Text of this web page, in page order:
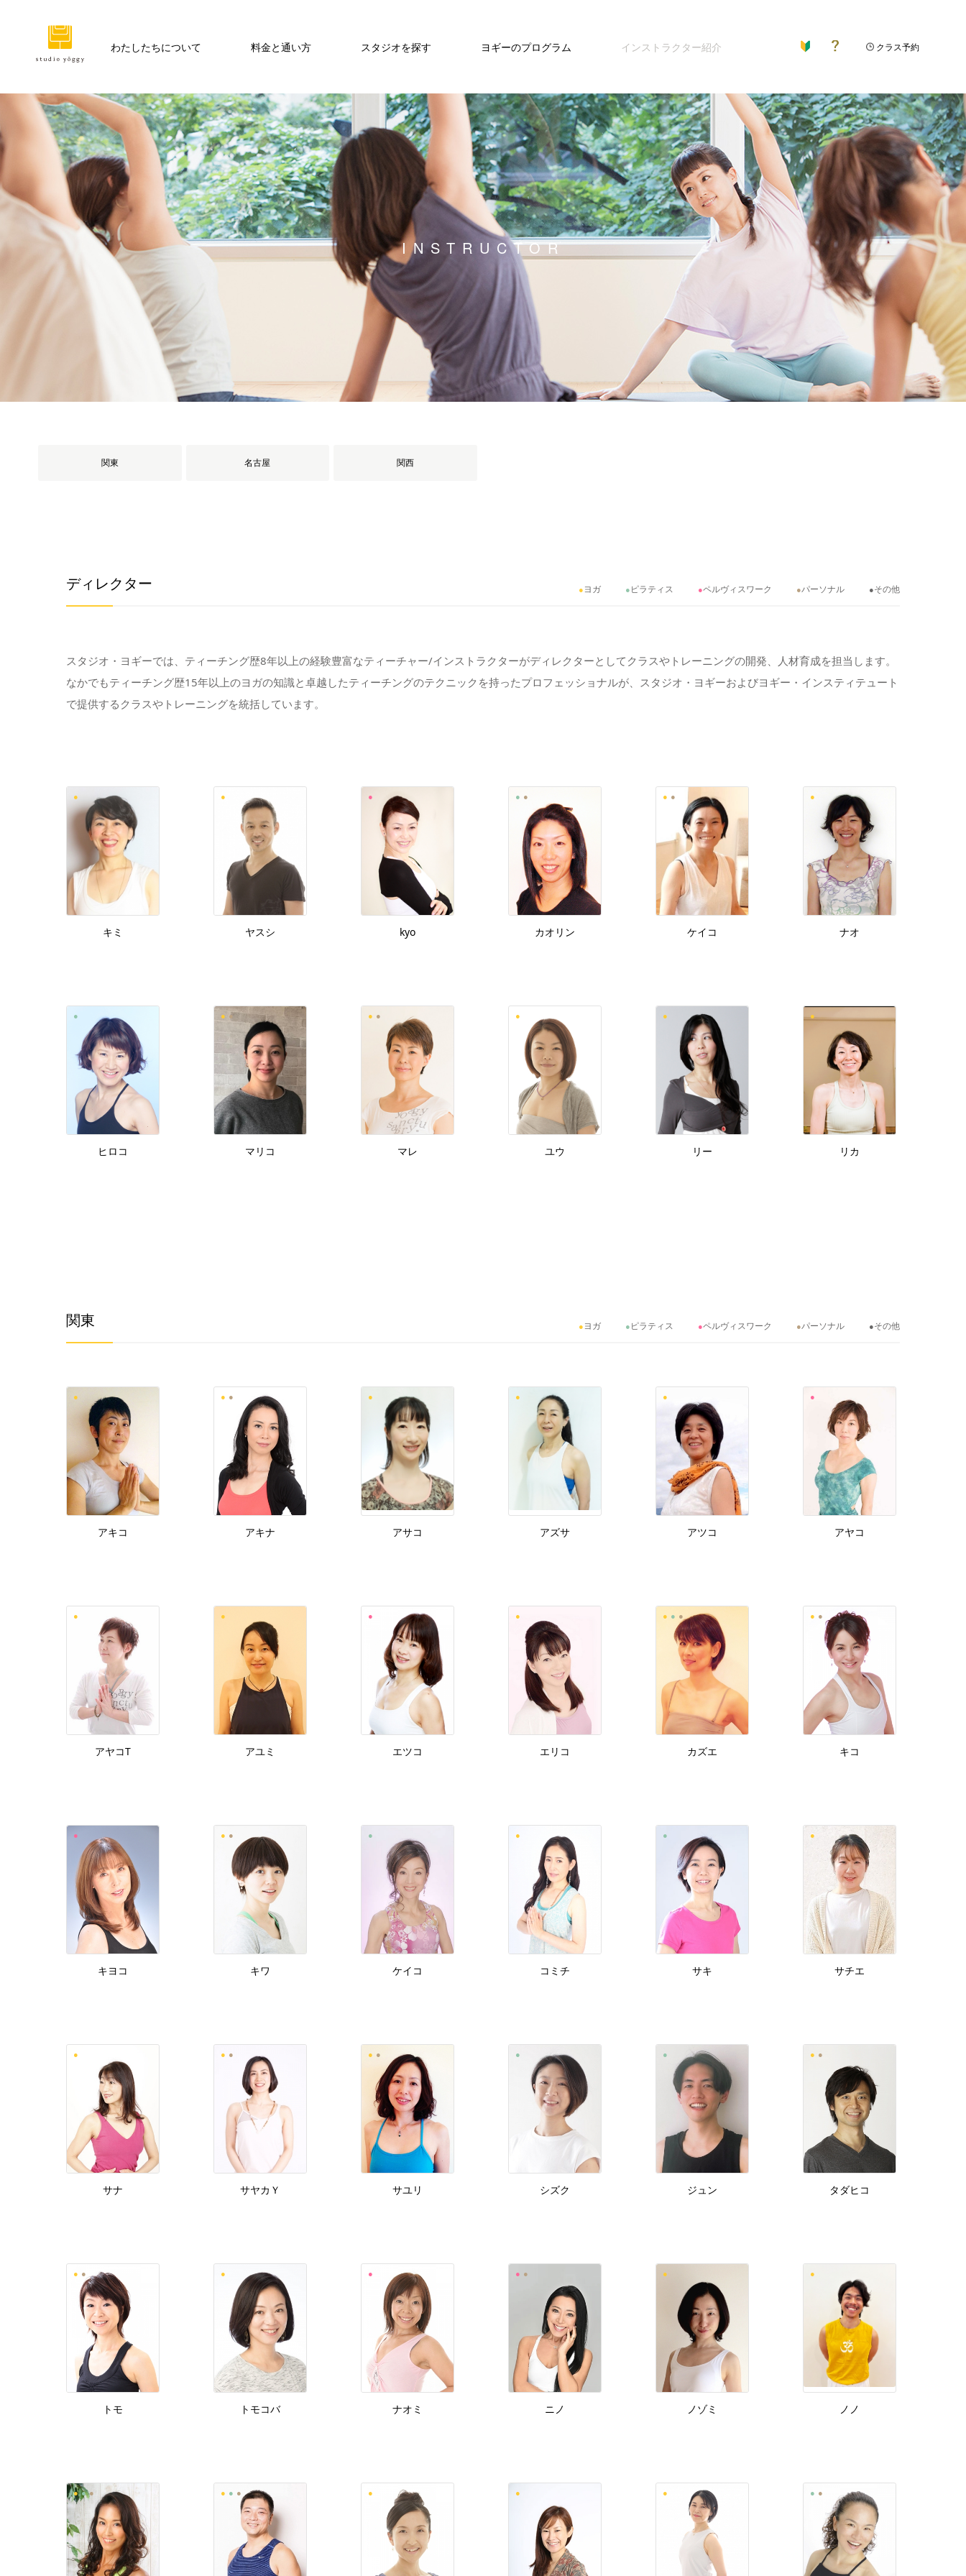
わたしたちについて 料金と通い方 スタジオを探す ヨギーのプログラム インストラクター紹介 クラス予約
INSTRUCTOR
関東 名古屋 関西
ディレクター ヨガ ピラティス ペルヴィスワーク パーソナル その他
スタジオ・ヨギーでは、ティーチング歴8年以上の経験豊富なティーチャー/インストラクターがディレクターとしてクラスやトレーニングの開発、人材育成を担当します。
なかでもティーチング歴15年以上のヨガの知識と卓越したティーチングのテクニックを持ったプロフェッショナルが、スタジオ・ヨギーおよびヨギー・インスティテュート
で提供するクラスやトレーニングを統括しています。
キミ ヤスシ kyo カオリン ケイコ ナオ
ヒロコ マリコ マレ ユウ リー リカ
関東 ヨガ ピラティス ペルヴィスワーク パーソナル その他
アキコ アキナ アサコ アズサ アツコ アヤコ
アヤコT アユミ エツコ エリコ カズエ キコ
キヨコ キワ ケイコ コミチ サキ サチエ
サナ サヤカＹ サユリ シズク ジュン タダヒコ
トモ トモコバ ナオミ ニノ ノゾミ ノノ